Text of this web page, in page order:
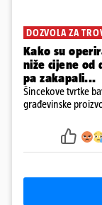
DOZVOLA ZA
Kako su
niže cijene od
pa zakapali...
Šincekove tvrtke
građevinske